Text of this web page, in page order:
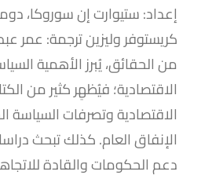
إعداد: ستيوارت إن سوروكا،
كريستوفر وليزين ترجمة: عمر
من الحقائق، يُبرز الأهمية
الاقتصادية؛ فيُظهِر كثير من
الاقتصادية وتصرفات السياسة
الإنفاق العام. كذلك تبحث
دعم الحكومات والقادة